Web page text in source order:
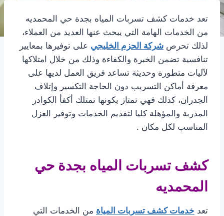
تعد خدمات كشف تسربات المياه بجدة حي المحمديه
من الخدمات الهامة التي يبحث عنها العديد من العملاء،
لذلك تحرص شركة الحزم الخليجي على توفيرها بمعايير
تنافسية تضمن الخبرة والكفاءة وذلك من خلال امتلاكها
لآليات متطورة وحديثة تساعد فريق العمل لديها على
معرفة أماكن التسريب دون الحاجة التكسير وإتلاف
الجدران، كذلك فهي تمتاز بكونها تمتلك أكفأ الكوادر
المدربة والمؤهلة كليا لتقديم الخدمات وتوفير العزل
المناسب لكل مكان .
كشف تسربات المياه بجدة حي
المحمديه
تعد خدمات كشف تسربات المياة من الخدمات التي